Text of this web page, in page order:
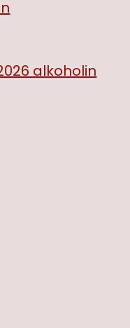
alkoholin